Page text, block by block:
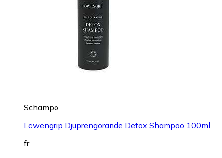
Schampo
Löwengrip Djuprengörande Detox Shampoo 100ml
fr.